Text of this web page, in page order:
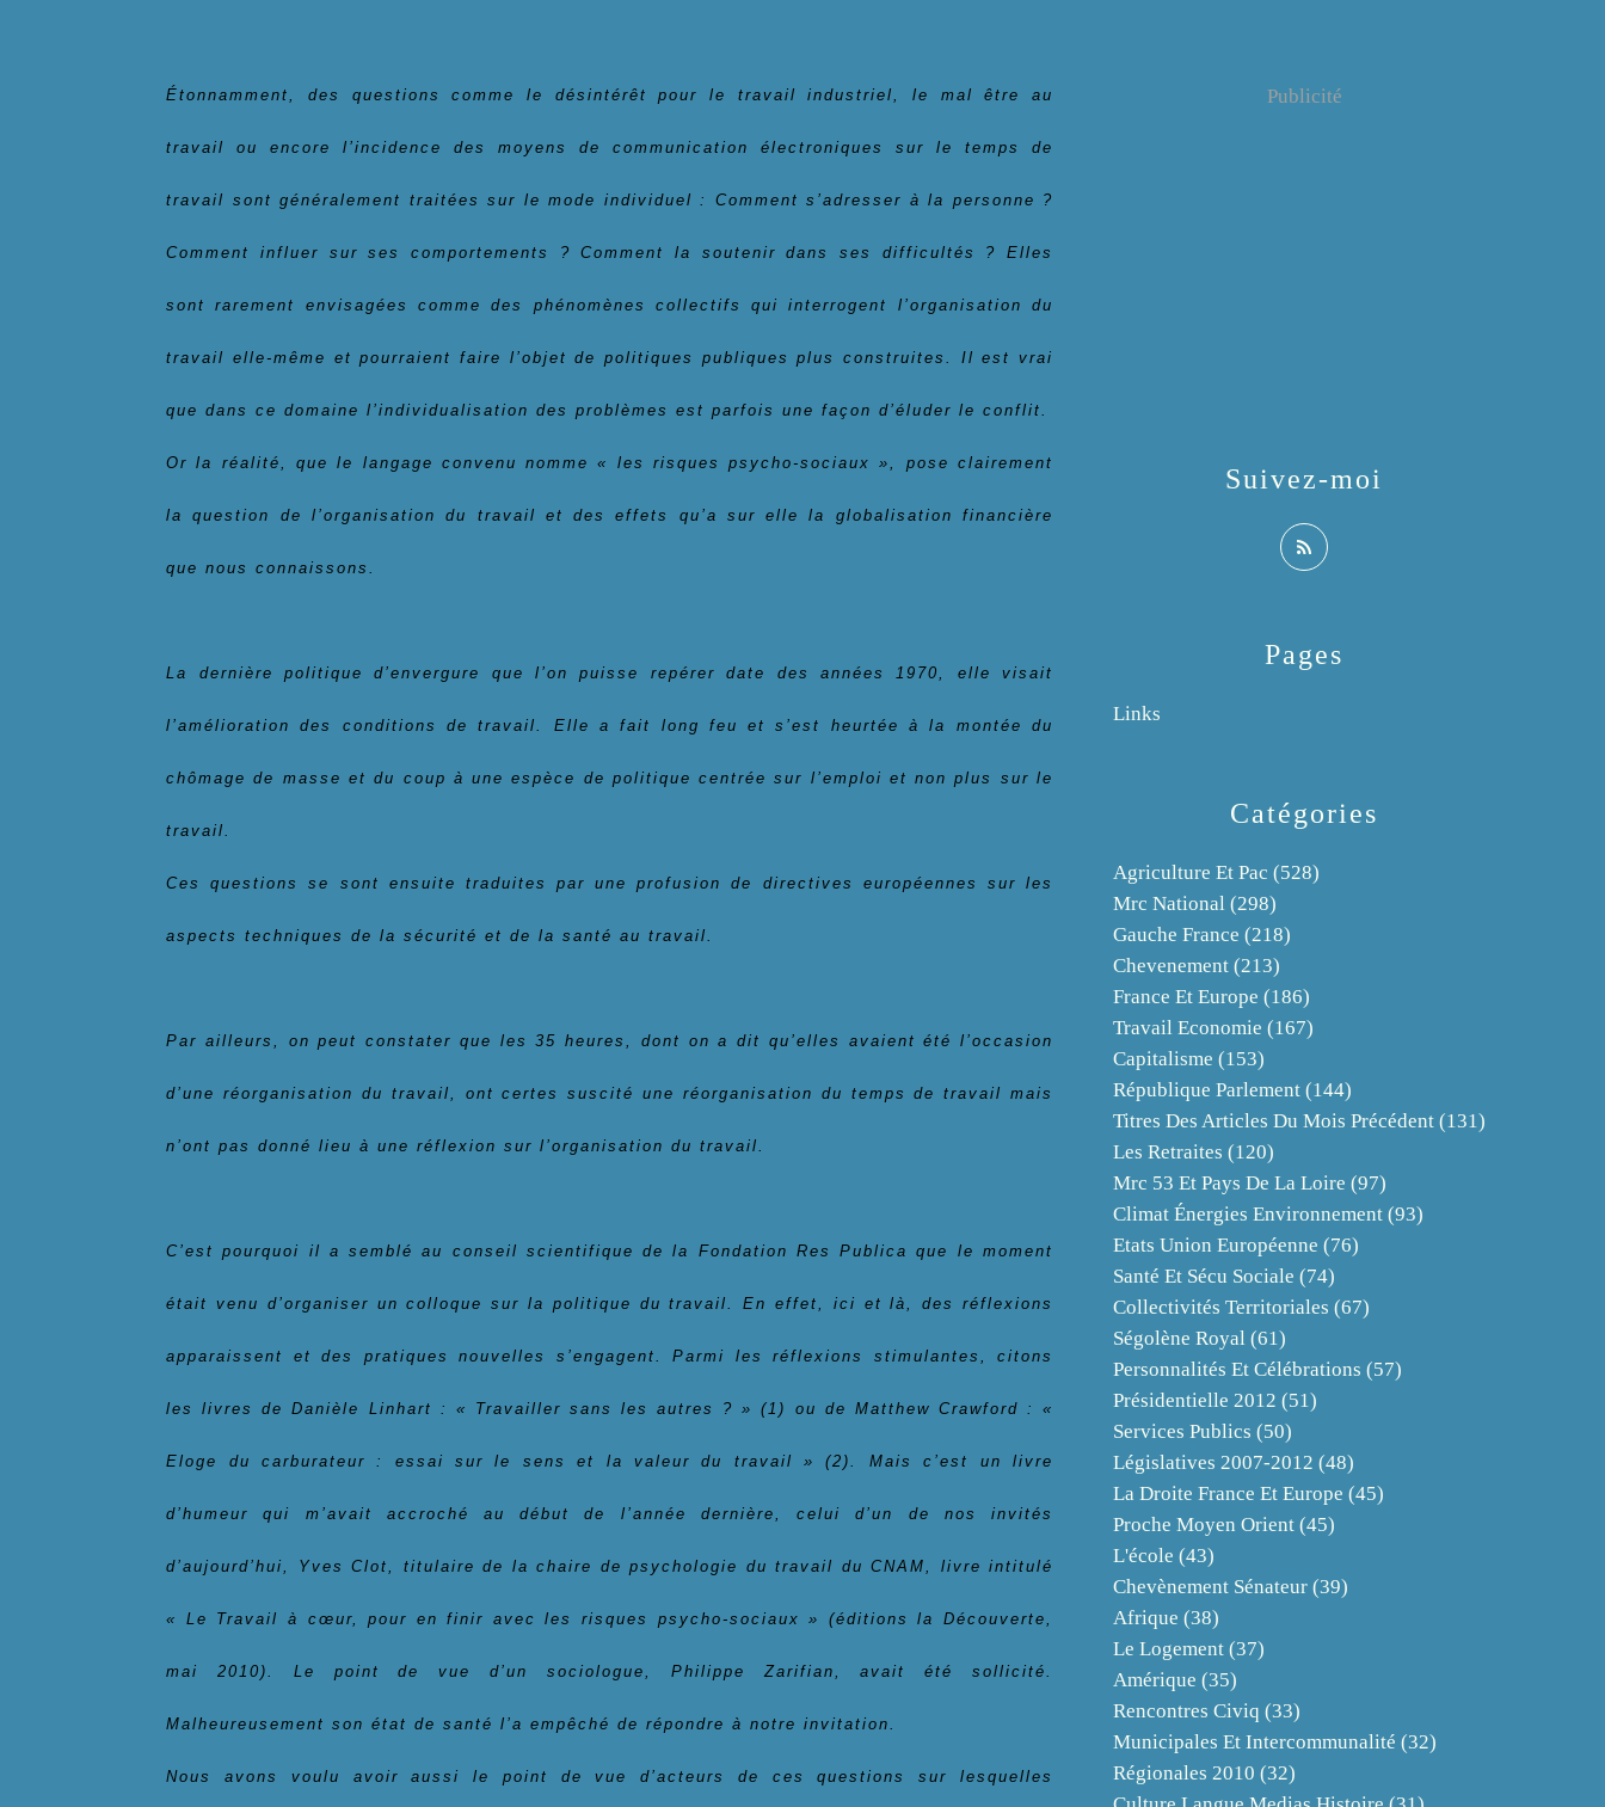
Étonnamment, des questions comme le désintérêt pour le travail industriel, le mal être au
travail ou encore l’incidence des moyens de communication électroniques sur le temps de
travail sont généralement traitées sur le mode individuel : Comment s’adresser à la personne ?
Comment influer sur ses comportements ? Comment la soutenir dans ses difficultés ? Elles
sont rarement envisagées comme des phénomènes collectifs qui interrogent l’organisation du
travail elle-même et pourraient faire l’objet de politiques publiques plus construites. Il est vrai
que dans ce domaine l’individualisation des problèmes est parfois une façon d’éluder le conflit.
Or la réalité, que le langage convenu nomme « les risques psycho-sociaux », pose clairement
la question de l’organisation du travail et des effets qu’a sur elle la globalisation financière
que nous connaissons.
La dernière politique d’envergure que l’on puisse repérer date des années 1970, elle visait
l’amélioration des conditions de travail. Elle a fait long feu et s’est heurtée à la montée du
chômage de masse et du coup à une espèce de politique centrée sur l’emploi et non plus sur le
travail.
Ces questions se sont ensuite traduites par une profusion de directives européennes sur les
aspects techniques de la sécurité et de la santé au travail.
Par ailleurs, on peut constater que les 35 heures, dont on a dit qu’elles avaient été l’occasion
d’une réorganisation du travail, ont certes suscité une réorganisation du temps de travail mais
n’ont pas donné lieu à une réflexion sur l’organisation du travail.
C’est pourquoi il a semblé au conseil scientifique de la Fondation Res Publica que le moment
était venu d’organiser un colloque sur la politique du travail . En effet, ici et là, des réflexions
apparaissent et des pratiques nouvelles s’engagent. Parmi les réflexions stimulantes, citons
les livres de Danièle Linhart : « Travailler sans les autres ? » (1) ou de Matthew Crawford : «
Eloge du carburateur : essai sur le sens et la valeur du travail » (2). Mais c’est un livre
d’humeur qui m’avait accroché au début de l’année dernière, celui d’un de nos invités
d’aujourd’hui, Yves Clot, titulaire de la chaire de psychologie du travail du CNAM, livre intitulé
« Le Travail à cœur, pour en finir avec les risques psycho-sociaux » (éditions la Découverte,
mai 2010). Le point de vue d’un sociologue, Philippe Zarifian, avait été sollicité.
Malheureusement son état de santé l’a empêché de répondre à notre invitation.
Nous avons voulu avoir aussi le point de vue d’acteurs de ces questions sur lesquelles
Catégories
Agriculture Et Pac (528)
Mrc National (298)
Gauche France (218)
Chevenement (213)
France Et Europe (186)
Travail Economie (167)
Capitalisme (153)
République Parlement (144)
Titres Des Articles Du Mois Précédent (131)
Les Retraites (120)
Mrc 53 Et Pays De La Loire (97)
Climat Énergies Environnement (93)
Etats Union Européenne (76)
Santé Et Sécu Sociale (74)
Collectivités Territoriales (67)
Ségolène Royal (61)
Personnalités Et Célébrations (57)
Présidentielle 2012 (51)
Services Publics (50)
Législatives 2007-2012 (48)
La Droite France Et Europe (45)
Proche Moyen Orient (45)
L'école (43)
Chevènement Sénateur (39)
Afrique (38)
Le Logement (37)
Amérique (35)
Rencontres Civiq (33)
Municipales Et Intercommunalité (32)
Régionales 2010 (32)
Pages
Links
Suivez-moi
Publicité